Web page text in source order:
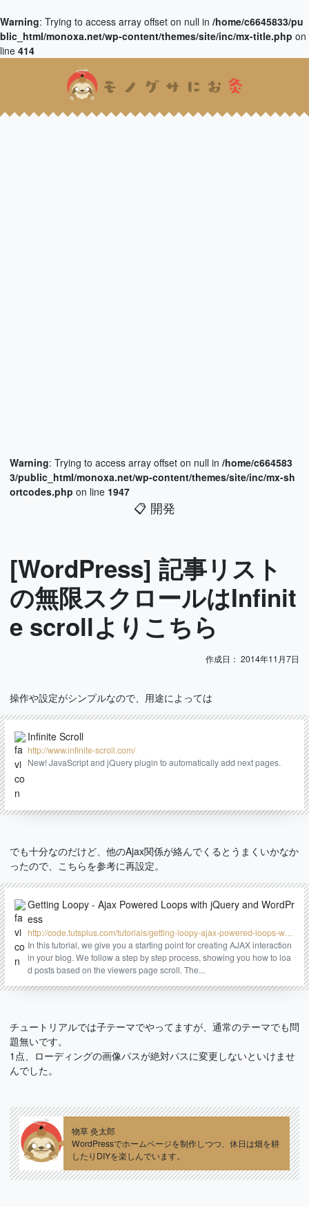
Warning: Trying to access array offset on null in /home/c6645833/pu
blic_html/monoxa.net/wp-content/themes/site/inc/mx-title.php on
line 414
Warning: Trying to access array offset on null in /home/c664583
3/public_html/monoxa.net/wp-content/themes/site/inc/mx-sh
ortcodes.php on line 1947
📋 開発
[WordPress] 記事リスト
の無限スクロールはInfinit
e scrollよりこちら
作成日： 2014年11月7日
操作や設定がシンプルなので、用途によっては
Infinite Scroll
http://www.infinite-scroll.com/
New! JavaScript and jQuery plugin to automatically add next pages.
でも十分なのだけど、他のAjax関係が絡んでくるとうまくいかなか
ったので、こちらを参考に再設定。
Getting Loopy - Ajax Powered Loops with jQuery and WordPr
ess
http://code.tutsplus.com/tutorials/getting-loopy-ajax-powered-loops-with
-jquery-and-wordpress--wp-23232
In this tutorial, we give you a starting point for creating AJAX interaction
in your blog. We follow a step by step process, showing you how to loa
d posts based on the viewers page scroll. The...
チュートリアルでは子テーマでやってますが、通常のテーマでも問
題無いです。
1点、ローディングの画像パスが絶対パスに変更しないといけませ
んでした。
物草 灸太郎
WordPressでホームページを制作しつつ、休日は畑を耕
したりDIYを楽しんでいます。